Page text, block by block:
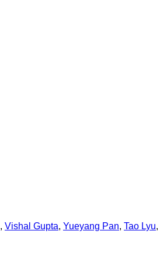
, Vishal Gupta, Yueyang Pan, Tao Lyu,